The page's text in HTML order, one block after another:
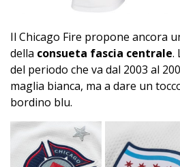
Il Chicago Fire propone ancora
della consueta fascia centrale.
del periodo che va dal 2003 al
maglia bianca, ma a dare un
bordino blu.